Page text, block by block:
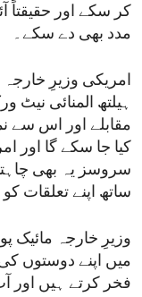
کر سکے اور حقیقتاً
مدد بھی دے سکے۔
امریکی وزیرِ
ہیلتھ المنائی
مقابلے اور اس سے
کیا جا سکے گا اور
سروسز یہ بھی
ساتھ اپنے تعلقات
وزیرِ خارجہ مائیک
میں اپنے دوستوں
فخر کرتے ہیں اور